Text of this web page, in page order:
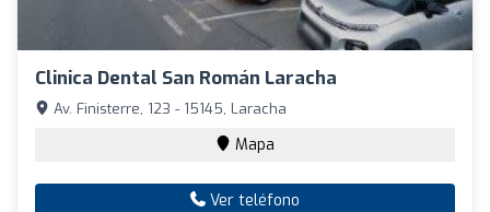
Clinica Dental San Román Laracha
Av. Finisterre, 123 - 15145, Laracha
Mapa
Ver teléfono